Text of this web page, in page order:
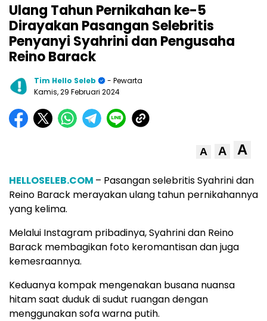
Ulang Tahun Pernikahan ke-5
Dirayakan Pasangan Selebritis
Penyanyi Syahrini dan Pengusaha
Reino Barack
Tim Hello Seleb
- Pewarta
Kamis, 29 Februari 2024
A A A
HELLOSELEB.COM – Pasangan selebritis Syahrini dan
Reino Barack merayakan ulang tahun pernikahannya
yang kelima.
Melalui Instagram pribadinya, Syahrini dan Reino
Barack membagikan foto keromantisan dan juga
kemesraannya.
Keduanya kompak mengenakan busana nuansa
hitam saat duduk di sudut ruangan dengan
menggunakan sofa warna putih.